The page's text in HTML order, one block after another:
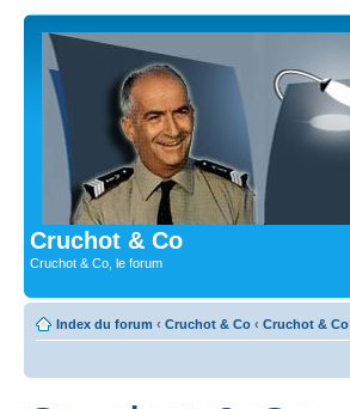
Cruchot & Co
Cruchot & Co, le forum
Index du forum ‹ Cruchot & Co ‹ Cruchot & Co